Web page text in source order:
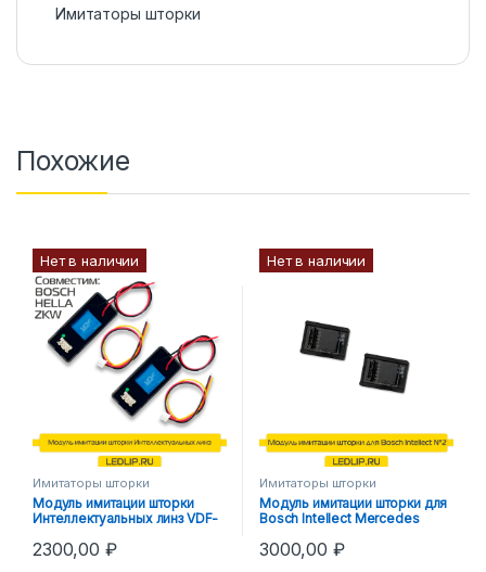
Имитаторы шторки
Похожие
Нет в наличии
Имитаторы шторки
Модуль имитации шторки
Интеллектуальных линз VDF-
2300,00 ₽
Нет в наличии
Имитаторы шторки
Модуль имитации шторки для
Bosch Intellect Mercedes
3000,00 ₽